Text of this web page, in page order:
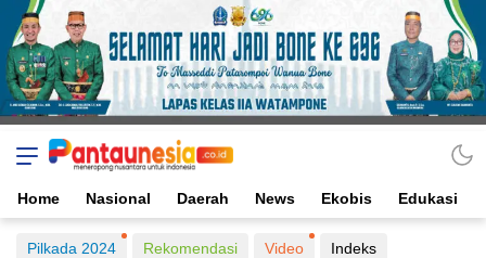
Home Nasional Daerah News Ekobis Edukasi
Pilkada 2024 Rekomendasi Video Indeks